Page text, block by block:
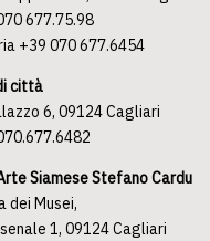
677.75.98
+39 070 677.6454
città
6, 09124 Cagliari
Siamese Stefano Cardu
dei Musei,
1, 09124 Cagliari